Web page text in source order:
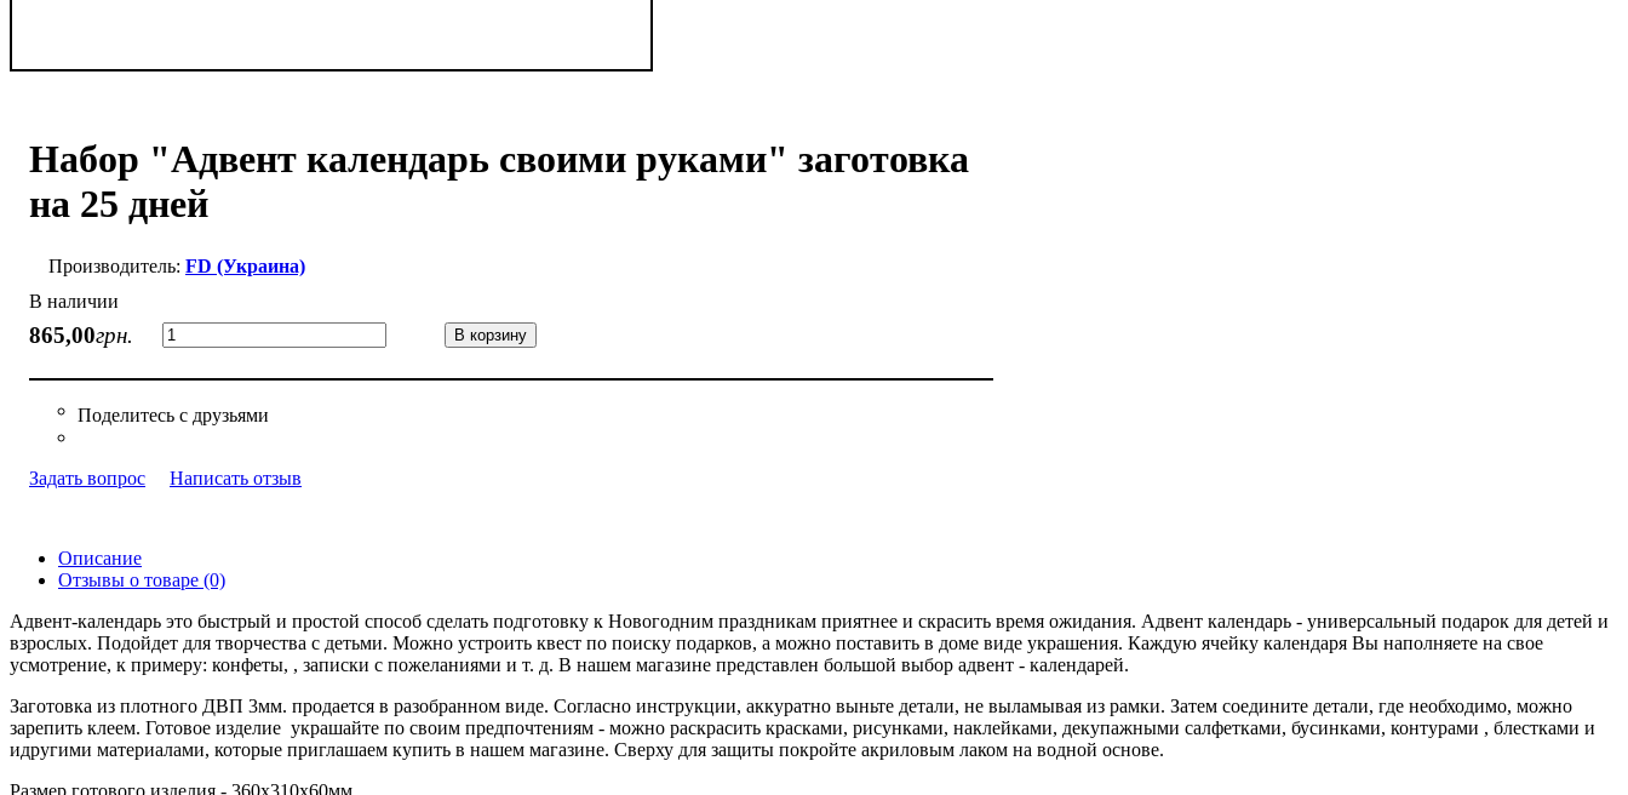
Набор "Адвент календарь своими руками" заготовка
на 25 дней
FD (Украина)
В наличии
865,00грн. В корзину
Задать вопрос Написать отзыв
Описание
Отзывы о товаре (0)
Адвент-календарь это быстрый и простой способ сделать подготовку к Новогодним праздникам приятнее и скрасить время ожидания. Адвент календарь - универсальный подарок для детей и
взрослых. Подойдет для творчества с детьми. Можно устроить квест по поиску подарков, а можно поставить в доме виде украшения. Каждую ячейку календаря Вы наполняете на свое
усмотрение, к примеру: конфеты, , записки с пожеланиями и т. д. В нашем магазине представлен большой выбор адвент - календарей.
Заготовка из плотного ДВП 3мм. продается в разобранном виде. Согласно инструкции, аккуратно выньте детали, не выламывая из рамки. Затем соедините детали, где необходимо, можно
зарепить клеем. Готовое изделие украшайте по своим предпочтениям - можно раскрасить красками, рисунками, наклейками, декупажными салфетками, бусинками, контурами , блестками и
идругими материалами, которые приглашаем купить в нашем магазине. Сверху для защиты покройте акриловым лаком на водной основе.